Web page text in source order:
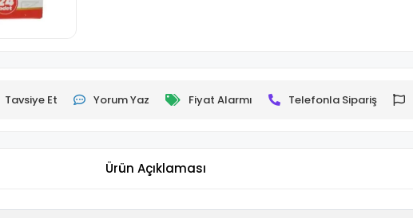
Tavsiye Et Yorum Yaz Fiyat Alarmı Telefonla Sipariş
Ürün Açıklaması